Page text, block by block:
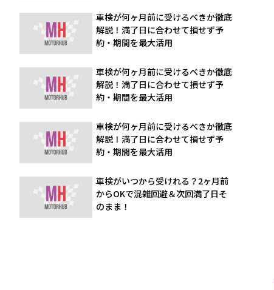
車検が何ヶ月前に受けるべきか徹底
解説！満了日に合わせて損せず予
約・期間を最大活用
車検が何ヶ月前に受けるべきか徹底
解説！満了日に合わせて損せず予
約・期間を最大活用
車検が何ヶ月前に受けるべきか徹底
解説！満了日に合わせて損せず予
約・期間を最大活用
車検がいつから受けれる？2ヶ月前
からOKで混雑回避＆次回満了日そ
のまま！